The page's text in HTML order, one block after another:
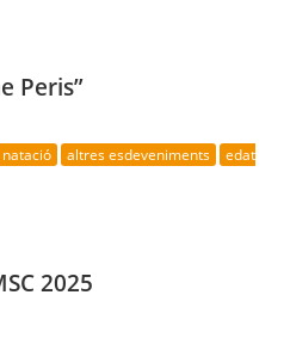
Peris”
natació altres esdeveniments
edat
2025